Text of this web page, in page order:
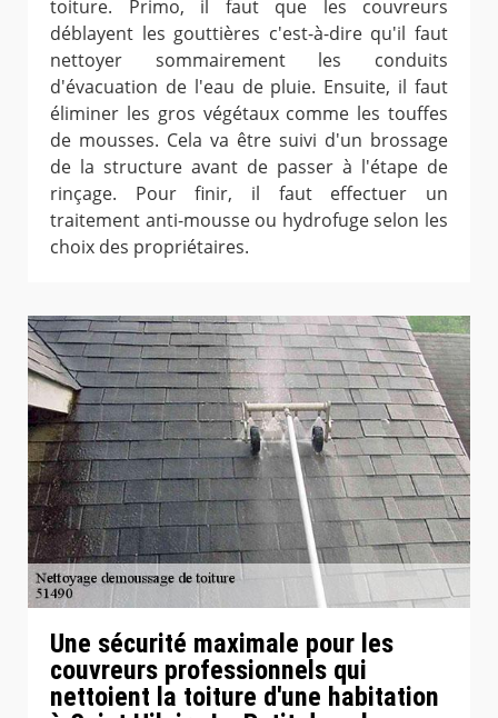
toiture. Primo, il faut que les couvreurs
déblayent les gouttières c'est-à-dire qu'il faut
nettoyer sommairement les conduits
d'évacuation de l'eau de pluie. Ensuite, il faut
éliminer les gros végétaux comme les touffes
de mousses. Cela va être suivi d'un brossage
de la structure avant de passer à l'étape de
rinçage. Pour finir, il faut effectuer un
traitement anti-mousse ou hydrofuge selon les
choix des propriétaires.
Une sécurité maximale pour les
couvreurs professionnels qui
nettoient la toiture d'une habitation